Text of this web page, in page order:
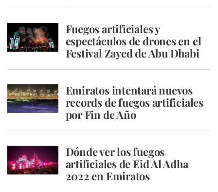
Fuegos artificiales y
espectáculos de drones en el
Festival Zayed de Abu Dhabi
Emiratos intentará nuevos
records de fuegos artificiales
por Fin de Año
Dónde ver los fuegos
artificiales de Eid Al Adha
2022 en Emiratos